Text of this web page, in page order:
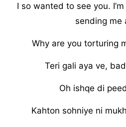
I so wanted to see you.
sending me
Why are you torturing
Teri gali aya ve,
Oh ishqe di
Kahton sohniye ni